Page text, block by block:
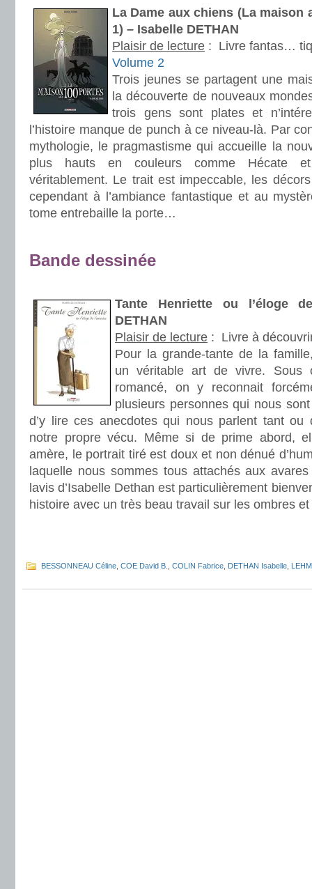
La Dame aux chiens (La maison
1) – Isabelle DETHAN
Plaisir de lecture : Livre fantas…
Volume 2
Trois jeunes se partagent une
la découverte de nouveaux
trois gens sont plates et
l’histoire manque de punch à ce niveau-là. Par
mythologie, le pragmastisme qui accueille la
plus hauts en couleurs comme Hécate et
véritablement. Le trait est impeccable, les
cependant à l’ambiance fantastique et au
tome entrebaille la porte…
Bande dessinée
Tante Henriette ou l’éloge
DETHAN
Plaisir de lecture : Livre à
Pour la grande-tante de la
un véritable art de vivre. Sous
romancé, on y reconnait
plusieurs personnes qui nous
d’y lire ces anecdotes qui nous parlent tant ou
notre propre vécu. Même si de prime abord,
amère, le portrait tiré est doux et non dénué
laquelle nous sommes tous attachés aux
lavis d’Isabelle Dethan est particulièrement
histoire avec un très beau travail sur les ombres
BESSONNEAU Céline COE David B. COLIN Fabrice DETHAN Isabelle